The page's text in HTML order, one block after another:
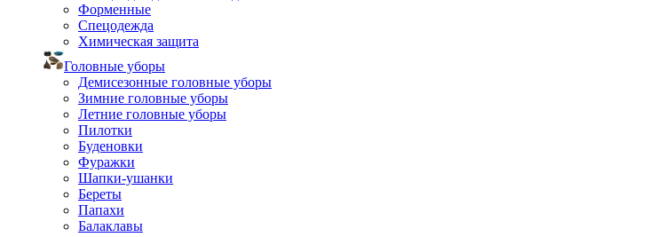
Форменные
Спецодежда
Химическая защита
Головные уборы
Демисезонные головные уборы
Зимние головные уборы
Летние головные уборы
Пилотки
Буденовки
Фуражки
Шапки-ушанки
Береты
Папахи
Балаклавы